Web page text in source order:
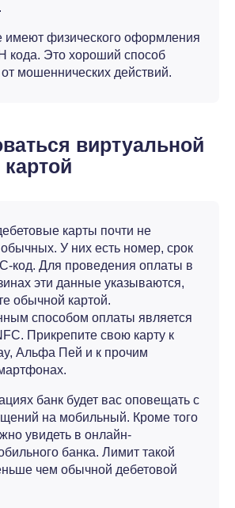
имеют физического оформления
кода. Это хороший способ
мошеннических действий.
виртуальной
карты почти не
У них есть номер, срок
код. Для проведения оплаты в
эти данные указываются,
обычной картой.
способом оплаты является
Прикрепите свою карту к
Альфа Пей и к прочим
банк будет вас оповещать с
на мобильный. Кроме того
увидеть в онлайн-
банка. Лимит такой
чем обычной дебетовой